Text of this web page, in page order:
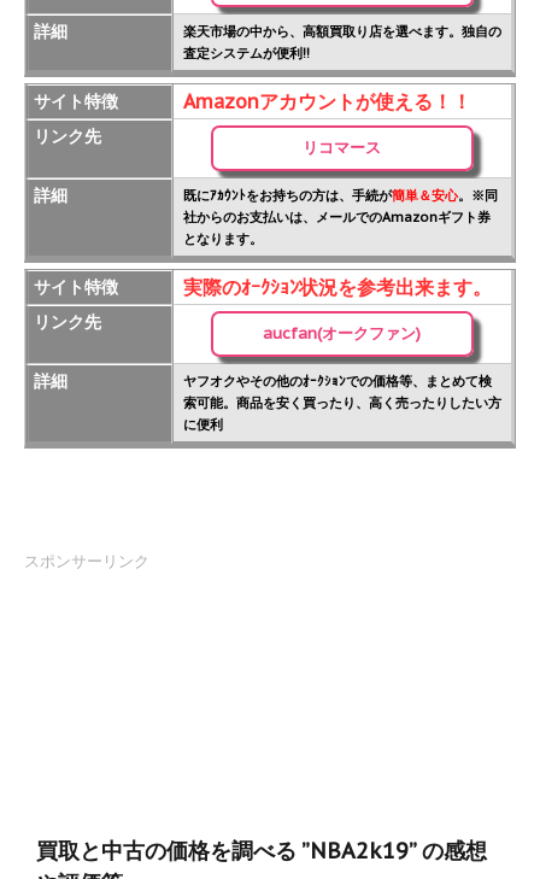
詳細
楽天市場の中から、高額買取り店を選べます。独自の
査定システムが便利!!
サイト特徴 Amazonアカウントが使える！！
リンク先
リコマース
詳細 既にｱｶｳﾝﾄをお持ちの方は、手続が簡単＆安心。※同
社からのお支払いは、メールでのAmazonギフト券
となります。
サイト特徴 実際のｵｰｸｼｮﾝ状況を参考出来ます。
リンク先
aucfan(オークファン)
詳細
ヤフオクやその他のｵｰｸｼｮﾝでの価格等、まとめて検
索可能。商品を安く買ったり、高く売ったりしたい方
に便利
スポンサーリンク
買取と中古の価格を調べる ”NBA2k19” の感想